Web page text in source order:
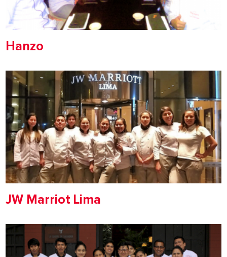
Hanzo
JW Marriot Lima